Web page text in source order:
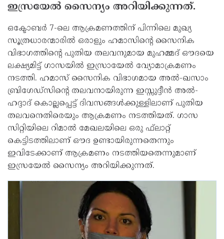
ഇസ്രയേല്‍ സൈന്യം അറിയിക്കുന്നത്.
ഒക്ടോബര്‍ 7-ലെ ആക്രമണത്തിന് പിന്നിലെ മുഖ്യ
സൂത്രധാരന്മാരില്‍ ഒരാളും ഹമാസിന്റെ സൈനിക
വിഭാഗത്തിന്റെ പുതിയ തലവനുമായ മുഹമ്മദ് ഔദയെ
ലക്ഷ്യമിട്ട് ഗാസയില്‍ ഇസ്രായേല്‍ വ്യോമാക്രമണം
നടത്തി. ഹമാസ് സൈനിക വിഭാഗമായ അല്‍-ഖസാം
ബ്രിഗേഡ്സിന്റെ തലവനായിരുന്ന ഇസ്സുദ്ദീന്‍ അല്‍-
ഹദ്ദാദ് കൊല്ലപ്പെട്ട് ദിവസങ്ങള്‍ക്കുള്ളിലാണ് പുതിയ
തലവനെതിരെയും ആക്രമണം നടത്തിയത്. ഗാസ
സിറ്റിയിലെ റിമാല്‍ മേഖലയിലെ ഒരു ഫ്‌ലാറ്റ്
കെട്ടിടത്തിലാണ് ഔദ ഉണ്ടായിരുന്നതെന്നും
ഇവിടേക്കാണ് ആക്രമണം നടത്തിയതെന്നുമാണ്
ഇസ്രയേല്‍ സൈന്യം അറിയിക്കുന്നത്.